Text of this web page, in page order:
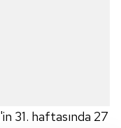
'in 31. haftasında 27